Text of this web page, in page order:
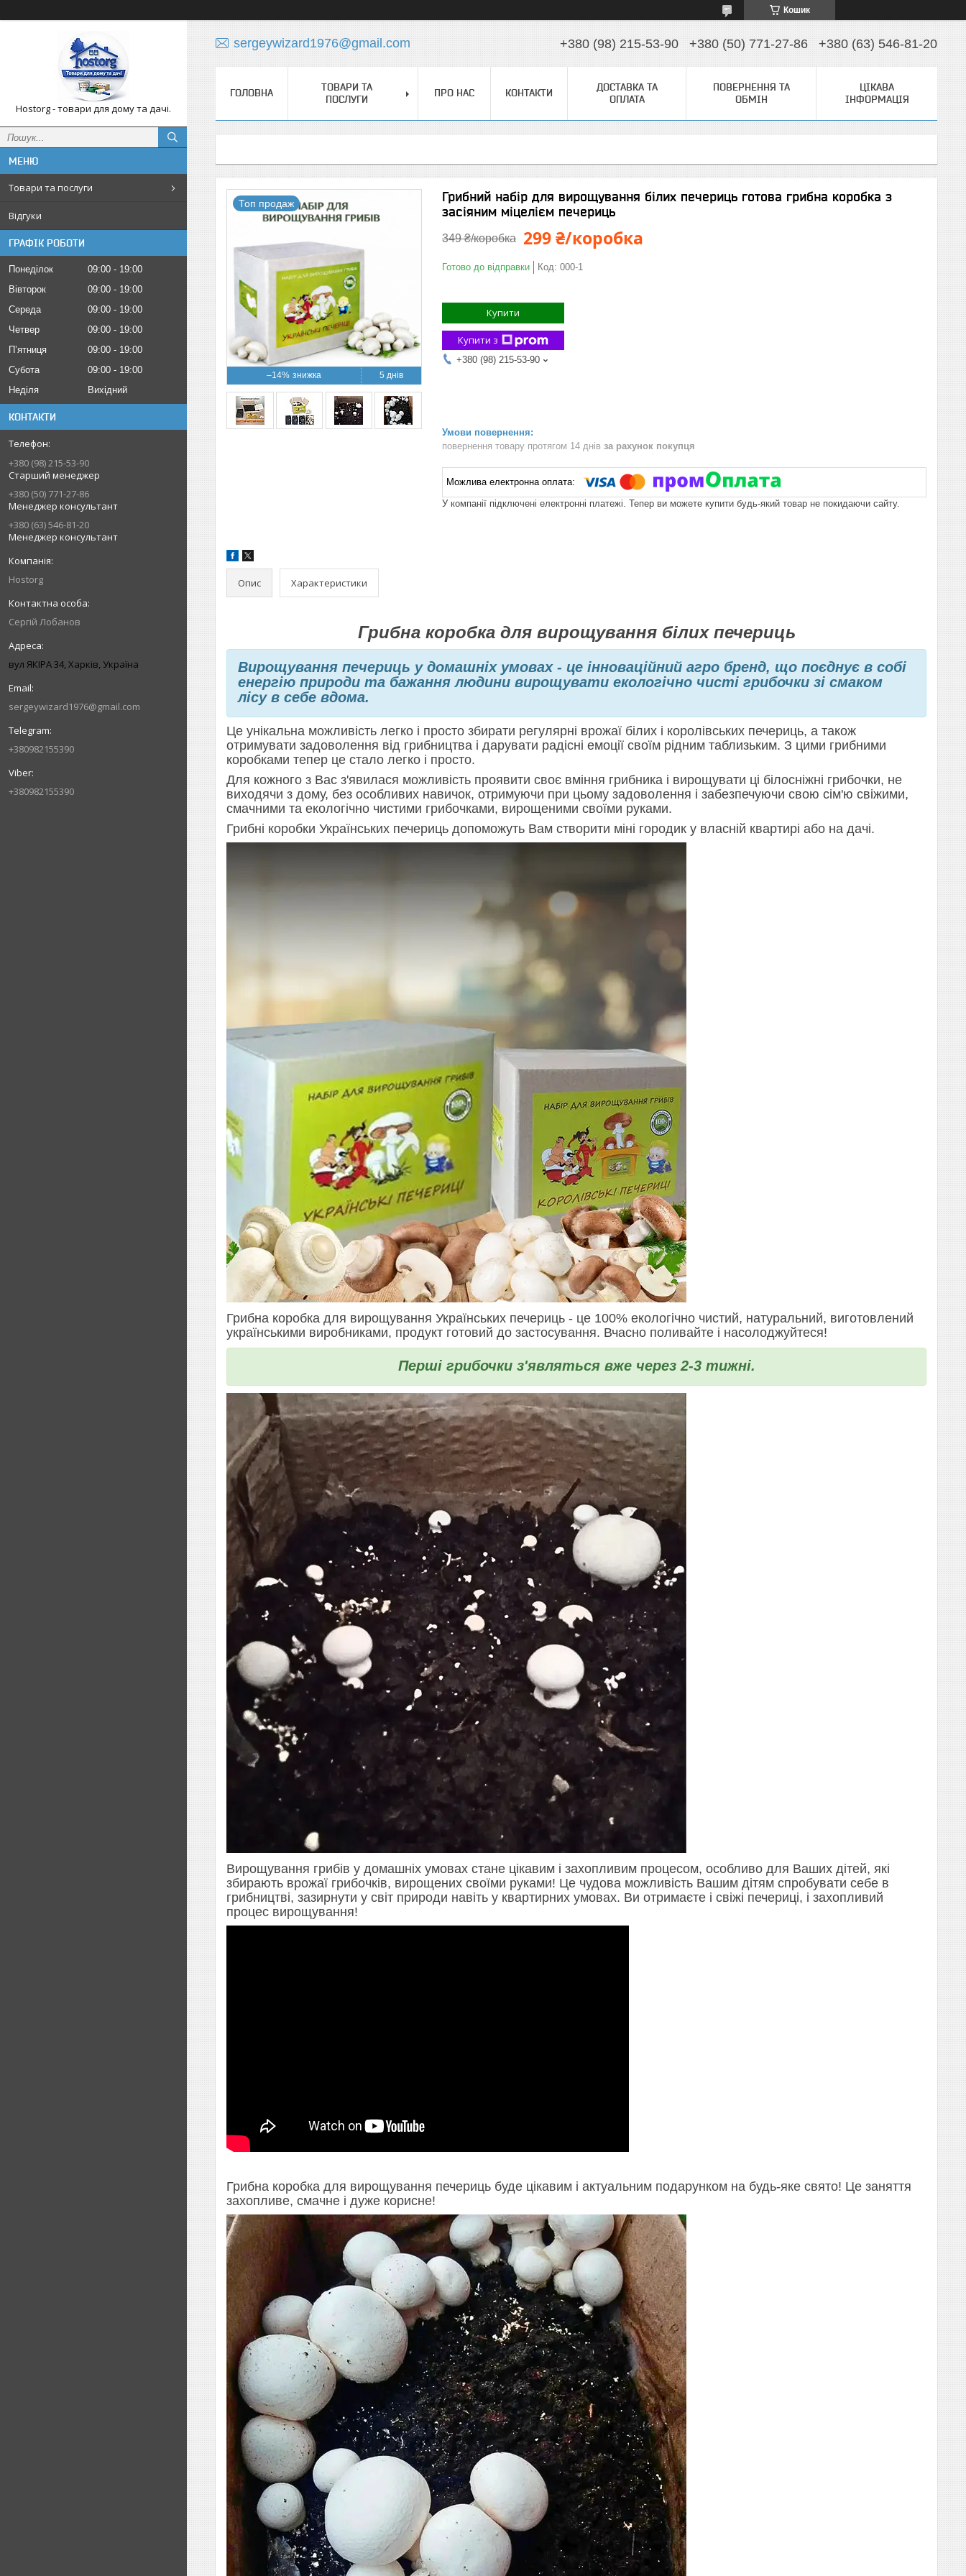
Кошик
Hostorg - товари для дому та дачі.
Товари та послуги
Відгуки
ГРАФІК РОБОТИ
Понеділок 09:00
19:00
Вівторок
09:00
19:00
Середа
09:00
19:00
Четвер
09:00
19:00
Пʼятниця
09:00
19:00
Субота
09:00
19:00
Неділя
Вихідний
КОНТАКТИ
+380 (98) 215-53-90
Старший менеджер
+380 (50) 771-27-86
Менеджер консультант
+380 (63) 546-81-20
Менеджер консультант
Hostorg
Сергій Лобанов
вул ЯКІРА 34, Харків, Україна
sergeywizard1976@gmail.com
+380982155390
+380982155390
sergeywizard1976@gmail.com +380 (98) 215-53-90 +380 (50) 771-27-86 +380 (63) 546-81-20
ГОЛОВНА
ТОВАРИ ТА
ПОСЛУГИ
ПРО НАС КОНТАКТИ
ДОСТАВКА ТА
ОПЛАТА
ПОВЕРНЕННЯ ТА
ОБМІН
ЦІКАВА
ІНФОРМАЦІЯ
–14% 5 днів
Топ продаж
Грибний набір для вирощування білих печериць готова грибна коробка з
засіяним міцелієм печериць
349 ₴/коробка 299 ₴/коробка
Готово до відправки Код: 000-1
Купити
Купити з
+380 (98) 215-53-90
повернення товару протягом 14 днів за рахунок покупця
У компанії підключені електронні платежі. Тепер ви можете купити будь-який товар не покидаючи сайту.
Опис Характеристики
Грибна коробка для вирощування білих печериць
Вирощування печериць у домашніх умовах - це інноваційний агро бренд, що поєднує в собі
енергію природи та бажання людини вирощувати екологічно чисті грибочки зі смаком
лісу в себе вдома.
Це унікальна можливість легко і просто збирати регулярні врожаї білих і королівських печериць, а також
отримувати задоволення від грибництва і дарувати радісні емоції своїм рідним таблизьким. З цими грибними
коробками тепер це стало легко і просто.
Для кожного з Вас з'явилася можливість проявити своє вміння грибника і вирощувати ці білосніжні грибочки, не
виходячи з дому, без особливих навичок, отримуючи при цьому задоволення і забезпечуючи свою сім'ю свіжими,
смачними та екологічно чистими грибочками, вирощеними своїми руками.
Грибні коробки Українських печериць допоможуть Вам створити міні городик у власній квартирі або на дачі.
Грибна коробка для вирощування Українських печериць - це 100% екологічно чистий, натуральний, виготовлений
українськими виробниками, продукт готовий до застосування. Вчасно поливайте і насолоджуйтеся!
Перші грибочки з'являться вже через 2-3 тижні.
Вирощування грибів у домашніх умовах стане цікавим і захопливим процесом, особливо для Ваших дітей, які
збирають врожаї грибочків, вирощених своїми руками! Це чудова можливість Вашим дітям спробувати себе в
грибництві, зазирнути у світ природи навіть у квартирних умовах. Ви отримаєте і свіжі печериці, і захопливий
процес вирощування!
Грибна коробка для вирощування печериць буде цікавим і актуальним подарунком на будь-яке свято! Це заняття
захопливе, смачне і дуже корисне!